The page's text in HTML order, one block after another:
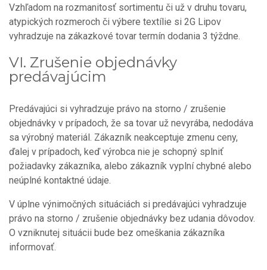
Vzhľadom na rozmanitosť sortimentu či už v druhu tovaru,
atypických rozmeroch či výbere textílie si 2G Lipov
vyhradzuje na zákazkové tovar termín dodania 3 týždne.
VI. Zrušenie objednávky
predávajúcim
Predávajúci si vyhradzuje právo na storno / zrušenie
objednávky v prípadoch, že sa tovar už nevyrába, nedodáva
sa výrobný materiál. Zákazník neakceptuje zmenu ceny,
ďalej v prípadoch, keď výrobca nie je schopný splniť
požiadavky zákazníka, alebo zákazník vyplní chybné alebo
neúplné kontaktné údaje.
V úplne výnimočných situáciách si predávajúci vyhradzuje
právo na storno / zrušenie objednávky bez udania dôvodov.
O vzniknutej situácii bude bez omeškania zákazníka
informovať.